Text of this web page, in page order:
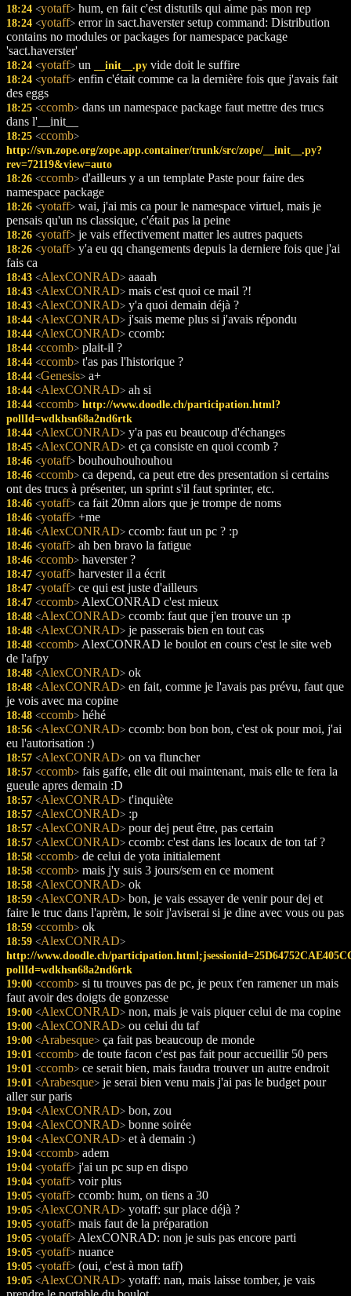
18:24 <yotaff> hum, en fait c'est distutils qui aime pas mon rep
18:24 <yotaff> error in sact.haverster setup command: Distribution
contains no modules or packages for namespace package
'sact.haverster'
18:24 <yotaff> un __init__.py vide doit le suffire
18:24 <yotaff> enfin c'était comme ca la dernière fois que j'avais fait
des eggs
18:25 <ccomb> dans un namespace package faut mettre des trucs
dans l'__init__
18:25 <ccomb>
http://svn.zope.org/zope.app.container/trunk/src/zope/__init__.py?
rev=72119&view=auto
18:26 <ccomb> d'ailleurs y a un template Paste pour faire des
namespace package
18:26 <yotaff> wai, j'ai mis ca pour le namespace virtuel, mais je
pensais qu'un ns classique, c'était pas la peine
18:26 <yotaff> je vais effectivement matter les autres paquets
18:26 <yotaff> y'a eu qq changements depuis la derniere fois que j'ai
fais ca
18:43 <AlexCONRAD> aaaah
18:43 <AlexCONRAD> mais c'est quoi ce mail ?!
18:43 <AlexCONRAD> y'a quoi demain déjà ?
18:44 <AlexCONRAD> j'sais meme plus si j'avais répondu
18:44 <AlexCONRAD> ccomb:
18:44 <ccomb> plait-il ?
18:44 <ccomb> t'as pas l'historique ?
18:44 <Genesis> a+
18:44 <AlexCONRAD> ah si
18:44 <ccomb> http://www.doodle.ch/participation.html?
pollId=wdkhsn68a2nd6rtk
18:44 <AlexCONRAD> y'a pas eu beaucoup d'échanges
18:45 <AlexCONRAD> et ça consiste en quoi ccomb ?
18:46 <yotaff> bouhouhouhouhou
18:46 <ccomb> ca depend, ca peut etre des presentation si certains
ont des trucs à présenter, un sprint s'il faut sprinter, etc.
18:46 <yotaff> ca fait 20mn alors que je trompe de noms
18:46 <yotaff> +me
18:46 <AlexCONRAD> ccomb: faut un pc ? :p
18:46 <yotaff> ah ben bravo la fatigue
18:46 <ccomb> haverster ?
18:47 <yotaff> harvester il a écrit
18:47 <yotaff> ce qui est juste d'ailleurs
18:47 <ccomb> AlexCONRAD c'est mieux
18:48 <AlexCONRAD> ccomb: faut que j'en trouve un :p
18:48 <AlexCONRAD> je passerais bien en tout cas
18:48 <ccomb> AlexCONRAD le boulot en cours c'est le site web
de l'afpy
18:48 <AlexCONRAD> ok
18:48 <AlexCONRAD> en fait, comme je l'avais pas prévu, faut que
je vois avec ma copine
18:48 <ccomb> héhé
18:56 <AlexCONRAD> ccomb: bon bon bon, c'est ok pour moi, j'ai
eu l'autorisation :)
18:57 <AlexCONRAD> on va fluncher
18:57 <ccomb> fais gaffe, elle dit oui maintenant, mais elle te fera la
gueule apres demain :D
18:57 <AlexCONRAD> t'inquiète
18:57 <AlexCONRAD> :p
18:57 <AlexCONRAD> pour dej peut être, pas certain
18:57 <AlexCONRAD> ccomb: c'est dans les locaux de ton taf ?
18:58 <ccomb> de celui de yota initialement
18:58 <ccomb> mais j'y suis 3 jours/sem en ce moment
18:58 <AlexCONRAD> ok
18:59 <AlexCONRAD> bon, je vais essayer de venir pour dej et
faire le truc dans l'aprèm, le soir j'aviserai si je dine avec vous ou pas
18:59 <ccomb> ok
18:59 <AlexCONRAD>
http://www.doodle.ch/
pollId=wdkhsn68a2nd6rtk
19:00 <ccomb> si tu trouves pas de pc, je peux t'en ramener un mais
faut avoir des doigts de gonzesse
19:00 <AlexCONRAD> non, mais je vais piquer celui de ma copine
19:00 <AlexCONRAD> ou celui du taf
19:00 <Arabesque> ça fait pas beaucoup de monde
19:01 <ccomb> de toute facon c'est pas fait pour accueillir 50 pers
19:01 <ccomb> ce serait bien, mais faudra trouver un autre endroit
19:01 <Arabesque> je serai bien venu mais j'ai pas le budget pour
aller sur paris
19:04 <AlexCONRAD> bon, zou
19:04 <AlexCONRAD> bonne soirée
19:04 <AlexCONRAD> et à demain :)
19:04 <ccomb> adem
19:04 <yotaff> j'ai un pc sup en dispo
19:04 <yotaff> voir plus
19:05 <yotaff> ccomb: hum, on tiens a 30
19:05 <AlexCONRAD> yotaff: sur place déjà ?
19:05 <yotaff> mais faut de la préparation
19:05 <yotaff> AlexCONRAD: non je suis pas encore parti
19:05 <yotaff> nuance
19:05 <yotaff> (oui, c'est à mon taff)
19:05 <AlexCONRAD> yotaff: nan, mais laisse tomber, je vais